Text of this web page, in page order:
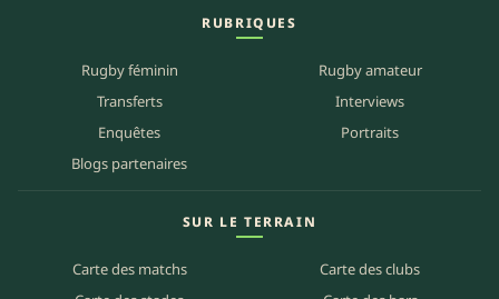
RUBRIQUES
Rugby féminin
Rugby amateur
Transferts
Interviews
Enquêtes
Portraits
Blogs partenaires
SUR LE TERRAIN
Carte des matchs
Carte des clubs